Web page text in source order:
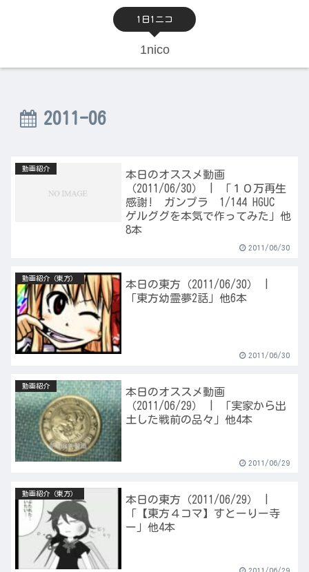
1日1ニコ
1nico
2011-06
動画紹介
本日のオススメ動画
（2011/06/30） | 「１０万再生
感謝! ガンプラ 1/144 HGUC
ゲルググを本気で作ってみた」他
8本
2011/06/30
動画紹介（東方）
本日の東方（2011/06/30） |
「東方幼霊夢2話」他6本
2011/06/30
動画紹介
本日のオススメ動画
（2011/06/29） | 「実家から出
土した戦前の品々」他4本
2011/06/29
動画紹介（東方）
本日の東方（2011/06/29） |
「【東方４コマ】すとーりー寺
ー」他4本
2011/06/29